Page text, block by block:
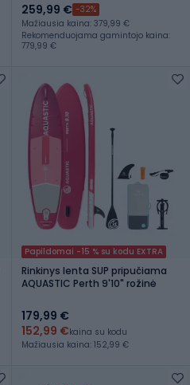
259,99 € -32%
Mažiausia kaina: 379,99 €
Rekomenduojama gamintojo kaina:
779,99 €
Papildomai -15 % su kodu EXTRA
Rinkinys lenta SUP pripučiama
AQUASTIC Perth 9'10" rožinė
179,99 €
152,99 €kaina su kodu
Mažiausia kaina: 152,99 €